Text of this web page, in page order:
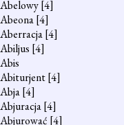
Abelowy[4]
Abeona[4]
Aberracja[4]
Abiljus [4]
Abis
Abiturjent[4]
Abja[4]
Abjuracja[4]
Abjurować [4]